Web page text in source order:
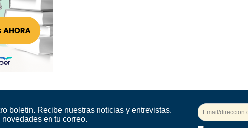
boletin. Recibe nuestras noticias y entrevistas.
novedades en tu correo.